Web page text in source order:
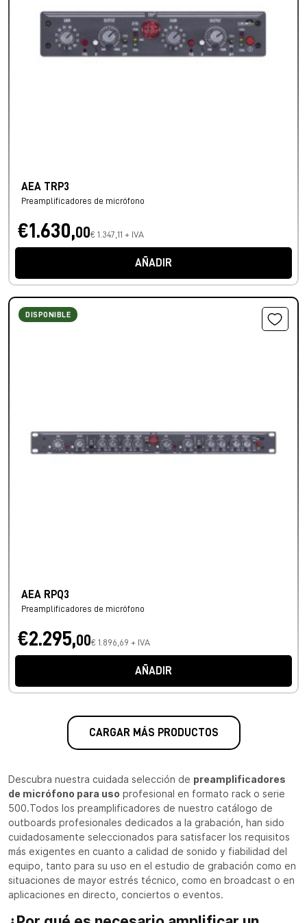
AEA TRP3
Preamplificadores de micrófono
€1.630,00€ 1.347,11 + IVA
AÑADIR
DISPONIBLE
AEA RPQ3
Preamplificadores de micrófono
€2.295,00€ 1.896,69 + IVA
AÑADIR
CARGAR MÁS PRODUCTOS
Descubra nuestra cuidada selección de preamplificadores
de micrófono para uso profesional en formato rack o serie
500.Todos los preamplificadores de nuestro catálogo de
outboards profesionales dedicados a la grabación, han sido
cuidadosamente seleccionados para satisfacer los requisitos
más exigentes en cuanto a calidad de sonido y fiabilidad del
equipo, tanto para su uso en el estudio de grabación como en
situaciones de mayor estrés técnico, como en broadcast o en
aplicaciones en directo, conciertos o eventos.